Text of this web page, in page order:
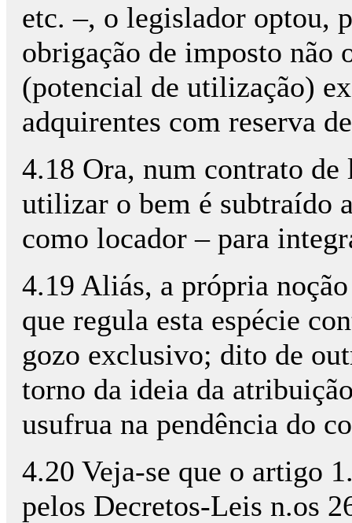
etc. –, o legislador optou,
obrigação de imposto não
(potencial de utilização)
adquirentes com reserva
4.18 Ora, num contrato
utilizar o bem é subtraído
como locador – para
4.19 Aliás, a própria
que regula esta espécie
gozo exclusivo; dito de
torno da ideia da
usufrua na pendência do
4.20 Veja-se que o artigo
pelos Decretos-Leis n.os